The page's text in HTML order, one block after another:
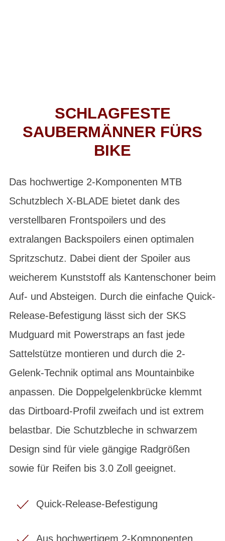
SCHLAGFESTE
SAUBERMÄNNER FÜRS
BIKE
Das hochwertige 2-Komponenten MTB
Schutzblech X-BLADE bietet dank des
verstellbaren Frontspoilers und des
extralangen Backspoilers einen optimalen
Spritzschutz. Dabei dient der Spoiler aus
weicherem Kunststoff als Kantenschoner beim
Auf- und Absteigen. Durch die einfache Quick-
Release-Befestigung lässt sich der SKS
Mudguard mit Powerstraps an fast jede
Sattelstütze montieren und durch die 2-
Gelenk-Technik optimal ans Mountainbike
anpassen. Die Doppelgelenkbrücke klemmt
das Dirtboard-Profil zweifach und ist extrem
belastbar. Die Schutzbleche in schwarzem
Design sind für viele gängige Radgrößen
sowie für Reifen bis 3.0 Zoll geeignet.
Quick-Release-Befestigung
Aus hochwertigem 2-Komponenten